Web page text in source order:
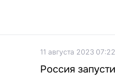
11 августа 2023 07:22
Россия